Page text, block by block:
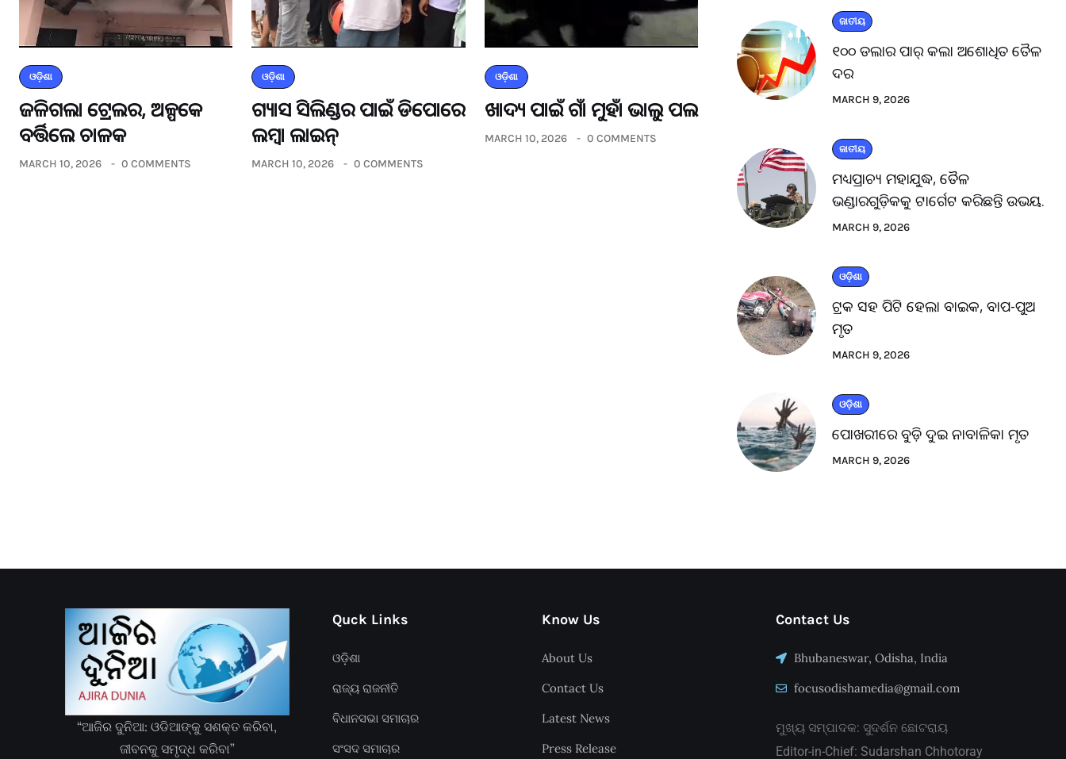
ଓଡ଼ିଶା
ଜଳିଗଲା ଟ୍ରେଲର, ଅଳ୍ପକେ
ବର୍ତ୍ତିଲେ ଚାଳକ
MARCH 10, 2026 0 COMMENTS
ଓଡ଼ିଶା
ଗ୍ୟାସ ସିଲିଣ୍ଡର ପାଇଁ ଡିପୋରେ
ଲମ୍ବା ଲାଇନ୍
MARCH 10, 2026 0 COMMENTS
ଓଡ଼ିଶା
ଖାଦ୍ୟ ପାଇଁ ଗାଁ ମୁହାଁ ଭାଲୁ ପଲ
MARCH 10, 2026 0 COMMENTS
ଜାତୀୟ
୧୦୦ ଡଲାର ପାର୍ କଲା ଅଶୋଧିତ ତୈଳ
ଦର
MARCH 9, 2026
ଜାତୀୟ
ମଧ୍ୟପ୍ରାଚ୍ୟ ମହାଯୁଦ୍ଧ, ତୈଳ
ଭଣ୍ଡାରଗୁଡ଼ିକକୁ ଟାର୍ଗେଟ କରିଛନ୍ତି ଉଭୟ.
MARCH 9, 2026
ଓଡ଼ିଶା
ଟ୍ରକ ସହ ପିଟି ହେଲା ବାଇକ, ବାପ-ପୁଅ
ମୃତ
MARCH 9, 2026
ଓଡ଼ିଶା
ପୋଖରୀରେ ବୁଡ଼ି ଦୁଇ ନାବାଳିକା ମୃତ
MARCH 9, 2026
“ଆଜିର ଦୁନିଆ: ଓଡିଆଙ୍କୁ ସଶକ୍ତ କରିବା,
ଜୀବନକୁ ସମୃଦ୍ଧ କରିବା”
Quck Links
ଓଡ଼ିଶା
ରାଜ୍ୟ ରାଜନୀତି
ବିଧାନସଭା ସମାଚାର
ସଂସଦ ସମାଚାର
Know Us
About Us
Contact Us
Latest News
Press Release
Contact Us
Bhubaneswar, Odisha, India
focusodishamedia@gmail.com
ମୁଖ୍ୟ ସମ୍ପାଦକ: ସୁଦର୍ଶନ ଛୋଟରାୟ
Editor-in-Chief: Sudarshan Chhotoray